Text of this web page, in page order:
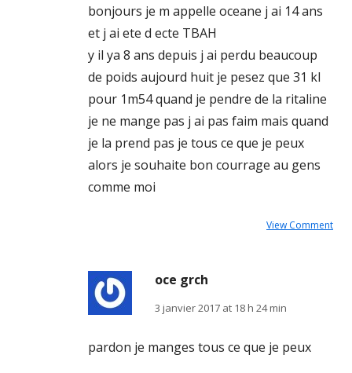
bonjours je m appelle oceane j ai 14 ans
et j ai ete d ecte TBAH
y il ya 8 ans depuis j ai perdu beaucoup
de poids aujourd huit je pesez que 31 kl
pour 1m54 quand je pendre de la ritaline
je ne mange pas j ai pas faim mais quand
je la prend pas je tous ce que je peux
alors je souhaite bon courrage au gens
comme moi
View Comment
oce grch
3 janvier 2017 at 18 h 24 min
pardon je manges tous ce que je peux